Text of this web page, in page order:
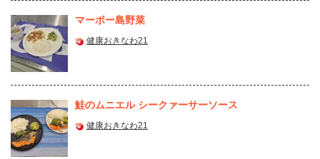
マーボー島野菜
健康おきなわ21
鮭のムニエル シークァーサーソース
健康おきなわ21